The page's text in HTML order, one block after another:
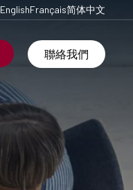
EnglishFrançais简体中文
聯絡我們